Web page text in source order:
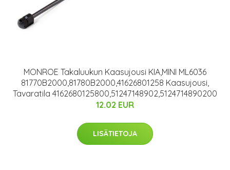
MONROE Takaluukun Kaasujousi KIA,MINI ML6036
81770B2000,81780B2000,41626801258 Kaasujousi,
Tavaratila 4162680125800,51247148902,5124714890200
12.02 EUR
LISÄTIETOJA